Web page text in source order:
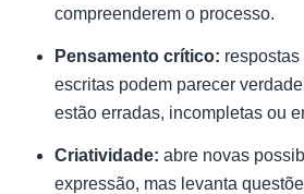
compreenderem o processo.
Pensamento crítico:
escritas podem parecer
estão erradas, incompletas ou
Criatividade: abre novas
expressão, mas levanta